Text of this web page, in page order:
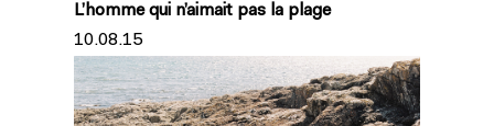
L’homme qui n’aimait pas la plage
10.08.15